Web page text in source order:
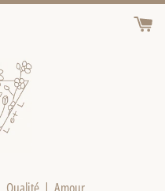
Qualité | Amour